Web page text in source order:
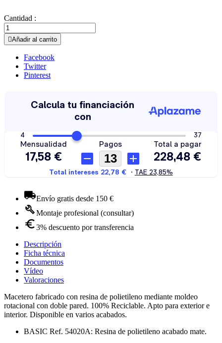
Cantidad :
Añadir al carrito
Facebook
Twitter
Pinterest
Envío gratis desde 150 €
Montaje profesional (consultar)
3% descuento por transferencia
Descripción
Ficha técnica
Documentos
Vídeo
Valoraciones
Macetero fabricado con resina de polietileno mediante moldeo
rotacional con doble pared. 100% Reciclable. Apto para exterior e
interior. Disponible en varios acabados.
BASIC Ref. 54020A: Resina de polietileno acabado mate.